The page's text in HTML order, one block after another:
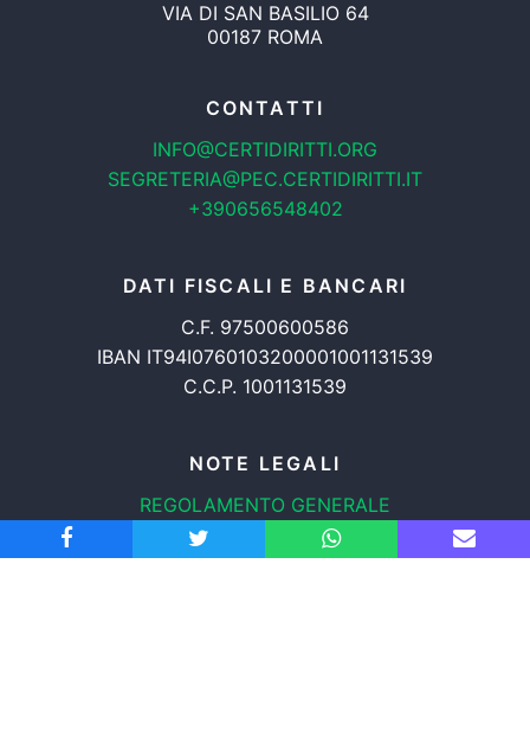
VIA DI SAN BASILIO 64
00187 ROMA
CONTATTI
INFO@CERTIDIRITTI.ORG
SEGRETERIA@PEC.CERTIDIRITTI.IT
+390656548402
DATI FISCALI E BANCARI
C.F. 97500600586
IBAN IT94I0760103200001001131539
C.C.P. 1001131539
NOTE LEGALI
REGOLAMENTO GENERALE
PROTEZIONE DATI
INFORMATIVA COOKIES